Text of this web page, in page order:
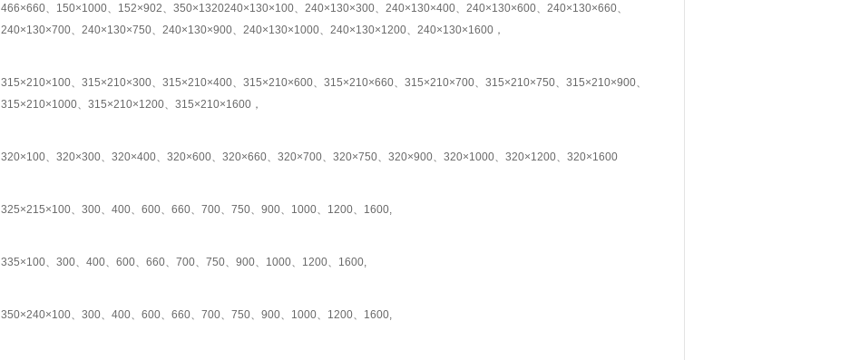
466×660、150×1000、152×902、350×1320240×130×100、240×130×300、240×130×400、240×130×600、240×130×660、
240×130×700、240×130×750、240×130×900、240×130×1000、240×130×1200、240×130×1600，
315×210×100、315×210×300、315×210×400、315×210×600、315×210×660、315×210×700、315×210×750、315×210×900、
315×210×1000、315×210×1200、315×210×1600，
320×100、320×300、320×400、320×600、320×660、320×700、320×750、320×900、320×1000、320×1200、320×1600
325×215×100、300、400、600、660、700、750、900、1000、1200、1600,
335×100、300、400、600、660、700、750、900、1000、1200、1600,
350×240×100、300、400、600、660、700、750、900、1000、1200、1600,